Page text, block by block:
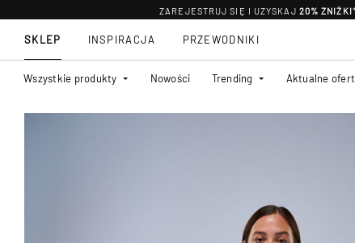
ZAREJESTRUJ SIĘ I UZYSKAJ 20% ZNIŻKI*
SKLEP
Wszystkie produkty Nowości Trending Aktualne
INSPIRACJA PRZEWODNIKI